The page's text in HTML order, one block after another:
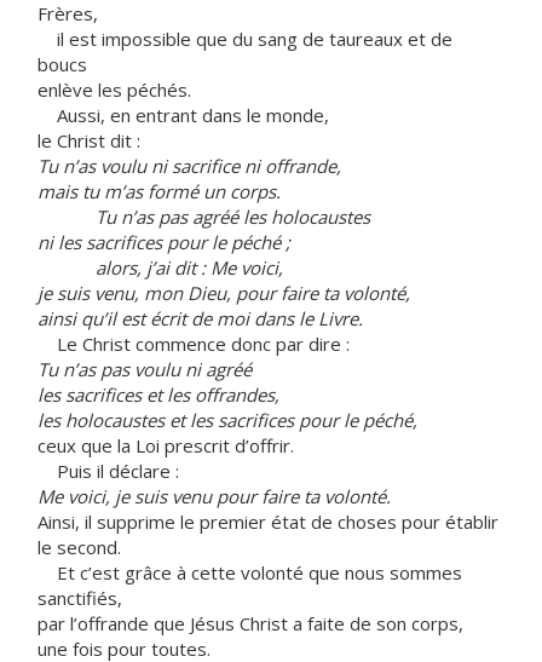
Frères,
il est impossible que du sang de taureaux et de
boucs
enlève les péchés.
Aussi, en entrant dans le monde,
le Christ dit :
Tu n’as voulu ni sacrifice ni offrande,
mais tu m’as formé un corps.
Tu n’as pas agréé les holocaustes
ni les sacrifices pour le péché ;
alors, j’ai dit : Me voici,
je suis venu, mon Dieu, pour faire ta volonté,
ainsi qu’il est écrit de moi dans le Livre.
Le Christ commence donc par dire :
Tu n’as pas voulu ni agréé
les sacrifices et les offrandes,
les holocaustes et les sacrifices pour le péché,
ceux que la Loi prescrit d’offrir.
Puis il déclare :
Me voici, je suis venu pour faire ta volonté.
Ainsi, il supprime le premier état de choses pour établir
le second.
Et c’est grâce à cette volonté que nous sommes
sanctifiés,
par l’offrande que Jésus Christ a faite de son corps,
une fois pour toutes.